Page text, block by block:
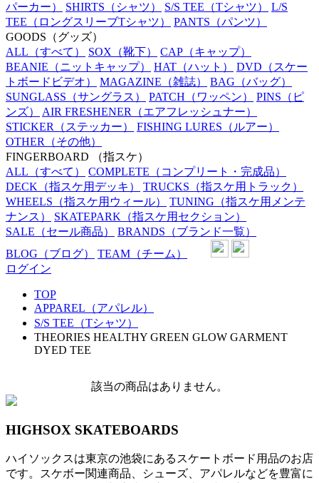
パーカー）
SHIRTS （シャツ） S/S TEE （Tシャツ）
L/S
TEE （ロングスリーブTシャツ） PANTS （パンツ）
GOODS （グッズ）
ALL （すべて） SOX （靴下） CAP （キャップ）
BEANIE （ニットキャップ） HAT （ハット） DVD （スケー
トボードビデオ）
MAGAZINE （雑誌） BAG （バッグ）
SUNGLASS （サングラス） PATCH （ワッペン） PINS （ピ
ンズ）
AIR FRESHENER （エアフレッシュナー）
STICKER （ステッカー） FISHING LURES （ルアー）
OTHER （その他）
FINGERBOARD
（指スケ）
ALL （すべて） COMPLETE （コンプリート・完成品）
DECK （指スケ用デッキ） TRUCKS （指スケ用トラック）
WHEELS （指スケ用ウィール） TUNING （指スケ用メンテ
ナンス）
SKATEPARK （指スケ用セクション）
SALE （セール商品） BRANDS （ブランド一覧）
BLOG （ブログ） TEAM （チーム）
ログイン
TOP
APPAREL（アパレル）
S/S TEE（Tシャツ）
THEORIES HEALTHY GREEN GLOW GARMENT
DYED TEE
該当の商品はありません。
HIGHSOX SKATEBOARDS
ハイソックスは東京の池袋にあるスケートボード用品のお店
です。スケボー関連商品、シューズ、アパレルなどを豊富に